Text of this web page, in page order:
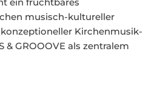
musisch-kultureller
Kirchenmusik-
& GROOOVE als zentralem